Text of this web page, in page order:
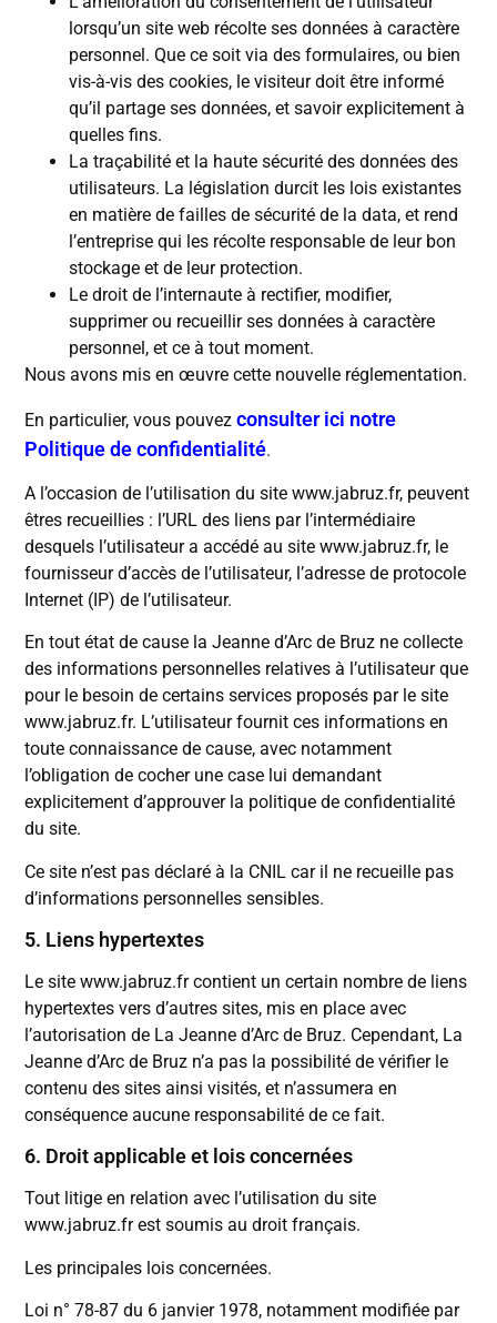
lorsqu’un site web récolte ses données à caractère
personnel. Que ce soit via des formulaires, ou bien
vis-à-vis des cookies, le visiteur doit être informé
qu’il partage ses données, et savoir explicitement à
quelles fins.
La traçabilité et la haute sécurité des données des
utilisateurs. La législation durcit les lois existantes
en matière de failles de sécurité de la data, et rend
l’entreprise qui les récolte responsable de leur bon
stockage et de leur protection.
Le droit de l’internaute à rectifier, modifier,
supprimer ou recueillir ses données à caractère
personnel, et ce à tout moment.
Nous avons mis en œuvre cette nouvelle réglementation.
En particulier, vous pouvezconsulter ici notre
Politique de confidentialité.
A l’occasion de l’utilisation du site www.jabruz.fr, peuvent
êtres recueillies : l’URL des liens par l’intermédiaire
desquels l’utilisateur a accédé au site www.jabruz.fr, le
fournisseur d’accès de l’utilisateur, l’adresse de protocole
Internet (IP) de l’utilisateur.
En tout état de cause la Jeanne d’Arc de Bruz ne collecte
des informations personnelles relatives à l’utilisateur que
pour le besoin de certains services proposés par le site
www.jabruz.fr. L’utilisateur fournit ces informations en
toute connaissance de cause, avec notamment
l’obligation de cocher une case lui demandant
explicitement d’approuver la politique de confidentialité
du site.
Ce site n’est pas déclaré à la CNIL car il ne recueille pas
d’informations personnelles sensibles.
5. Liens hypertextes
Le site www.jabruz.fr contient un certain nombre de liens
hypertextes vers d’autres sites, mis en place avec
l’autorisation de La Jeanne d’Arc de Bruz. Cependant, La
Jeanne d’Arc de Bruz n’a pas la possibilité de vérifier le
contenu des sites ainsi visités, et n’assumera en
conséquence aucune responsabilité de ce fait.
6. Droit applicable et lois concernées
Tout litige en relation avec l’utilisation du site
www.jabruz.fr est soumis au droit français.
Les principales lois concernées.
Loi n° 78-87 du 6 janvier 1978, notamment modifiée par